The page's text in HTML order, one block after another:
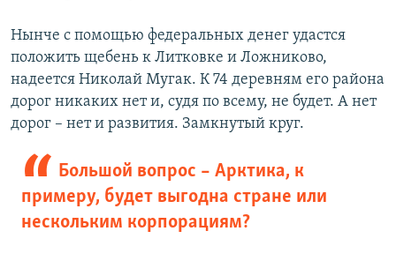
Нынче с помощью федеральных денег удастся
положить щебень к Литковке и Ложниково,
надеется Николай Мугак. К 74 деревням его района
дорог никаких нет и, судя по всему, не будет. А нет
дорог – нет и развития. Замкнутый круг.
Большой вопрос – Арктика, к
примеру, будет выгодна стране или
нескольким корпорациям?